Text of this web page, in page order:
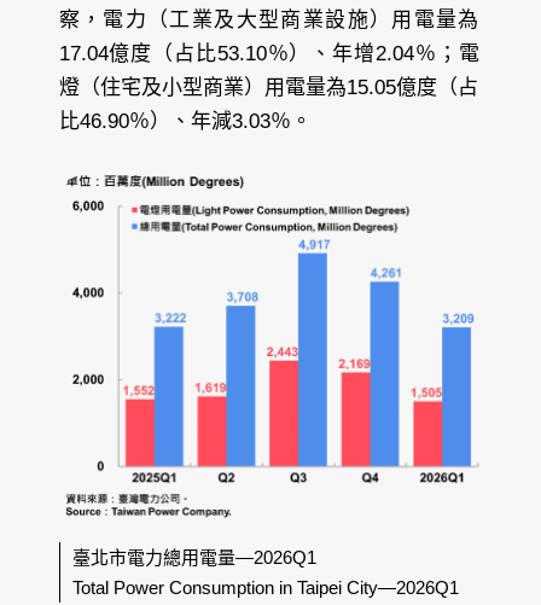
察，電力（工業及大型商業設施）用電量為
17.04億度（占比53.10％）、年增2.04％；電
燈（住宅及小型商業）用電量為15.05億度（占
比46.90％）、年減3.03％。
臺北市電力總用電量—2026Q1
Total Power Consumption in Taipei City—2026Q1